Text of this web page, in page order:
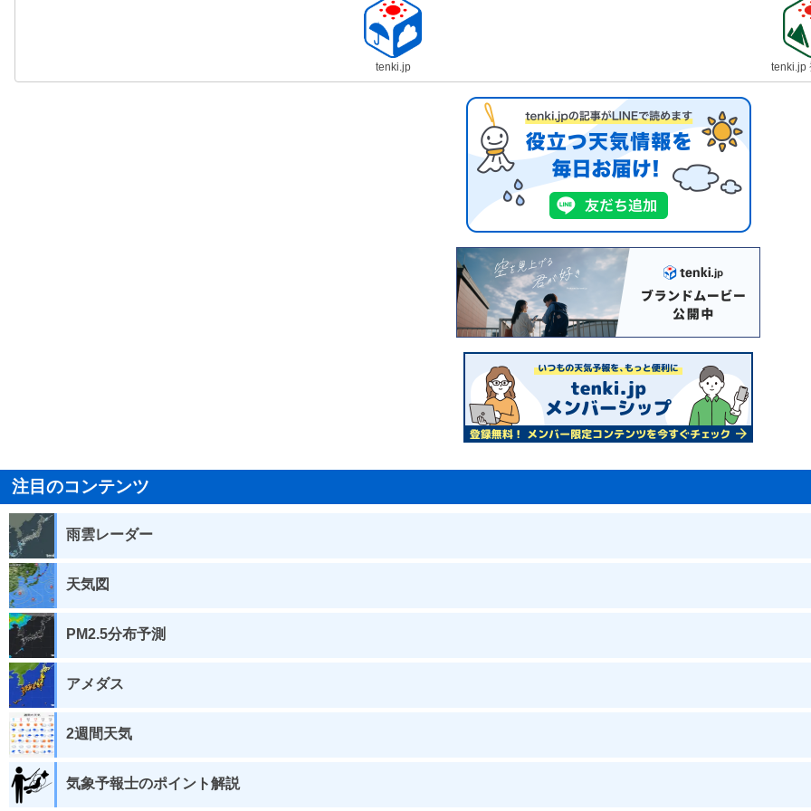
tenki.jp tenki.jp
注目のコンテンツ
雨雲レーダー
天気図
PM2.5分布予測
アメダス
2週間天気
気象予報士のポイント解説